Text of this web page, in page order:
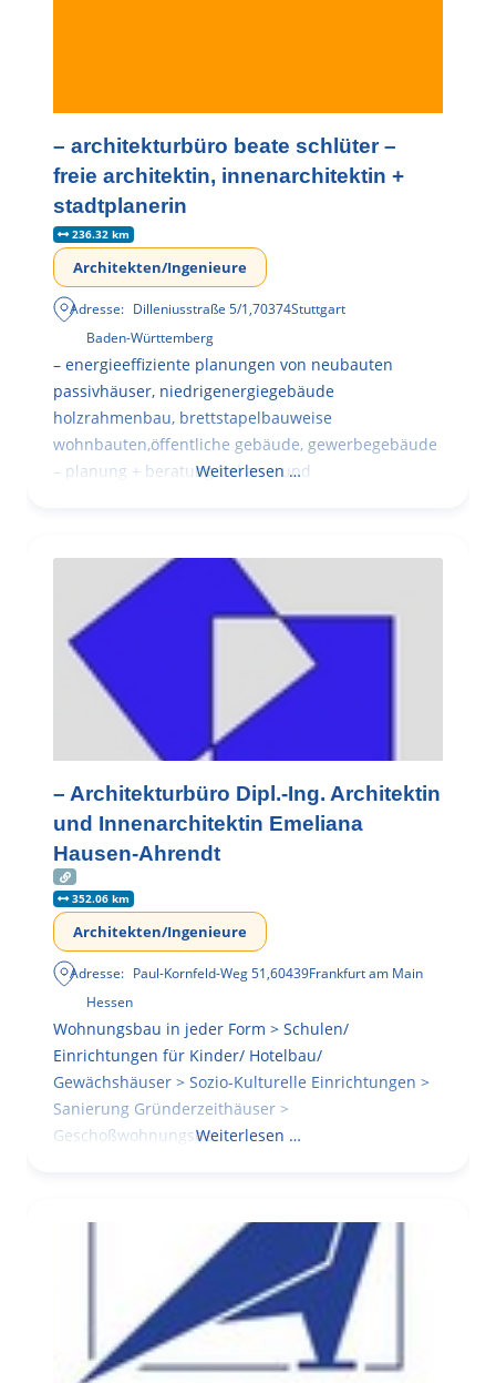
– architekturbüro beate schlüter –
freie architektin, innenarchitektin +
stadtplanerin
236.32 km
Architekten/Ingenieure
Adresse: Dilleniusstraße 5/1,70374Stuttgart
Baden-Württemberg
– energieeffiziente planungen von neubauten
passivhäuser, niedrigenergiegebäude
holzrahmenbau, brettstapelbauweise
wohnbauten,öffentliche gebäude, gewerbegebäude
– planung + beratung bei an – und
Weiterlesen …
– Architekturbüro Dipl.-Ing. Architektin
und Innenarchitektin Emeliana
Hausen-Ahrendt
352.06 km
Architekten/Ingenieure
Adresse: Paul-Kornfeld-Weg 51,60439Frankfurt am Main
Hessen
Wohnungsbau in jeder Form > Schulen/
Einrichtungen für Kinder/ Hotelbau/
Gewächshäuser > Sozio-Kulturelle Einrichtungen >
Sanierung Gründerzeithäuser >
GeschoßwohnungsbauWeiterlesen …